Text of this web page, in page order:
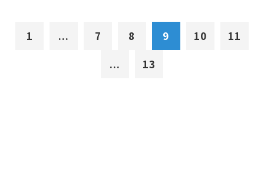
1 ... 7 8 9 10
11
...
13